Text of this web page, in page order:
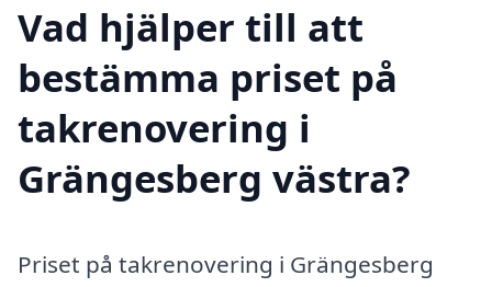
Vad hjälper till att
bestämma priset på
takrenovering i
Grängesberg västra?
Priset på takrenovering i Grängesberg